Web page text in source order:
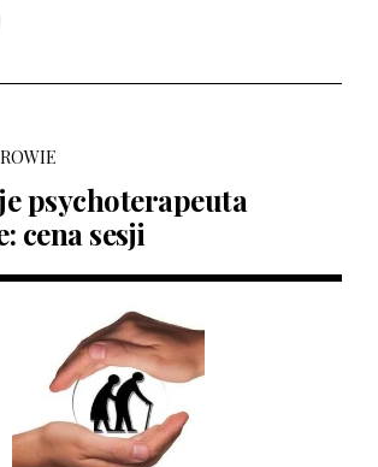
psychoterapeuta
cena sesji